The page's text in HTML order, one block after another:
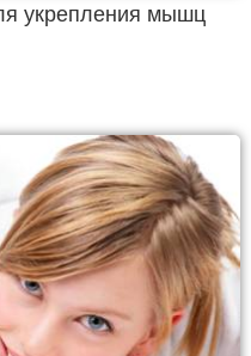
укрепления мышц